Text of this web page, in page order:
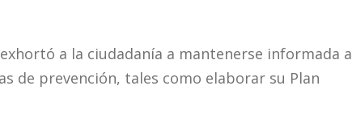
a la ciudadanía a mantenerse informada a
de prevención, tales como elaborar su Plan